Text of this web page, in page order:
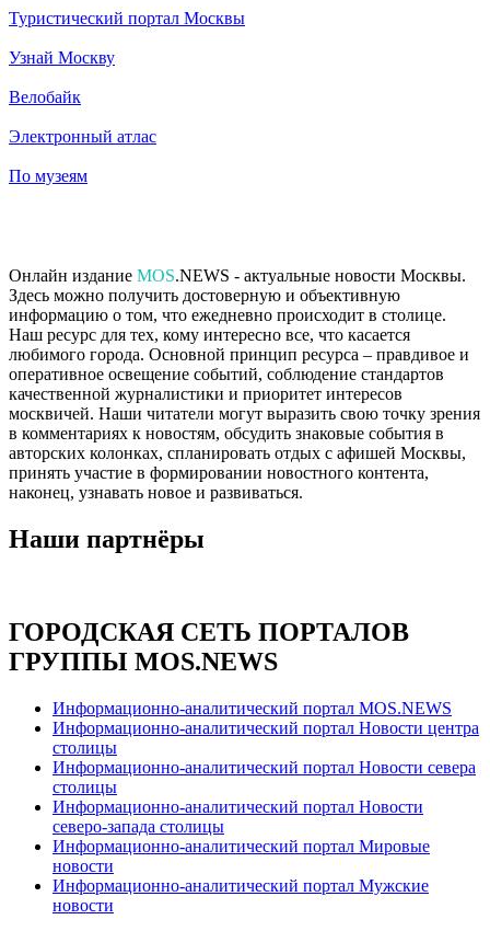
Туристический портал Москвы
Узнай Москву
Велобайк
Электронный атлас
По музеям
Онлайн издание MOS.NEWS - актуальные новости Москвы.
Здесь можно получить достоверную и объективную
информацию о том, что ежедневно происходит в столице.
Наш ресурс для тех, кому интересно все, что касается
любимого города. Основной принцип ресурса – правдивое и
оперативное освещение событий, соблюдение стандартов
качественной журналистики и приоритет интересов
москвичей. Наши читатели могут выразить свою точку зрения
в комментариях к новостям, обсудить знаковые события в
авторских колонках, спланировать отдых с афишей Москвы,
принять участие в формировании новостного контента,
наконец, узнавать новое и развиваться.
Наши партнёры
ГОРОДСКАЯ СЕТЬ ПОРТАЛОВ
ГРУППЫ MOS.NEWS
Информационно-аналитический портал MOS.NEWS
Информационно-аналитический портал Новости центра
столицы
Информационно-аналитический портал Новости севера
столицы
Информационно-аналитический портал Новости
северо-запада столицы
Информационно-аналитический портал Мировые
новости
Информационно-аналитический портал Мужские
новости